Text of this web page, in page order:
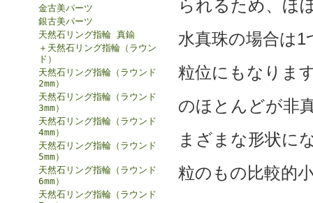
金古美パーツ
銀古美パーツ
天然石リング指輪 真鍮
＋天然石リング指輪（ラウン
ド）
天然石リング指輪（ラウンド
2mm）
天然石リング指輪（ラウンド
3mm）
天然石リング指輪（ラウンド
4mm）
天然石リング指輪（ラウンド
5mm）
天然石リング指輪（ラウンド
6mm）
天然石リング指輪（ラウンド
られるため、ほ
水真珠の場合は
粒位にもなりま
のほとんどが非
まざまな形状に
粒のもの比較的